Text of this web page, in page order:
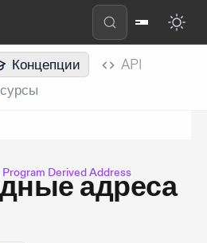
Концепции
API
Program Derived Address
адреса